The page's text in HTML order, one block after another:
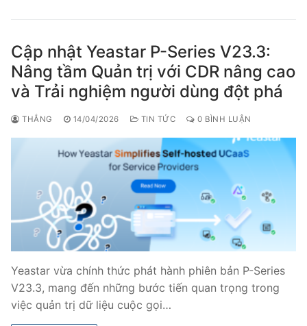
Cập nhật Yeastar P-Series V23.3:
Nâng tầm Quản trị với CDR nâng cao
và Trải nghiệm người dùng đột phá
THẮNG 14/04/2026 TIN TỨC 0 BÌNH LUẬN
Yeastar vừa chính thức phát hành phiên bản P-Series
V23.3, mang đến những bước tiến quan trọng trong
việc quản trị dữ liệu cuộc gọi…